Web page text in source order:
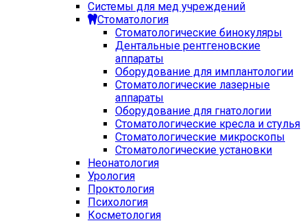
Системы для мед учреждений
Стоматология
Стоматологические бинокуляры
Дентальные рентгеновские
аппараты
Оборудование для имплантологии
Стоматологические лазерные
аппараты
Оборудование для гнатологии
Стоматологические кресла и стулья
Стоматологические микроскопы
Стоматологические установки
Неонатология
Урология
Проктология
Психология
Косметология